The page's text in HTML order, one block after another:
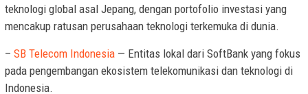
teknologi global asal Jepang, dengan portofolio investasi yang
mencakup ratusan perusahaan teknologi terkemuka di dunia.
– SB Telecom Indonesia — Entitas lokal dari SoftBank yang fokus
pada pengembangan ekosistem telekomunikasi dan teknologi di
Indonesia.